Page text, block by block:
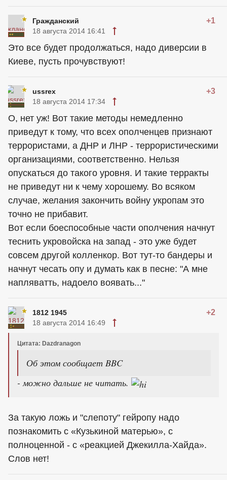
Гражданский +1
18 августа 2014 16:41
Это все будет продолжаться, надо диверсии в
Киеве, пусть прочувствуют!
ussrex +3
18 августа 2014 17:34
О, нет уж! Вот такие методы немедленно
приведут к тому, что всех ополченцев признают
террористами, а ДНР и ЛНР - террористическими
организациями, соответственно. Нельзя
опускаться до такого уровня. И такие терракты
не приведут ни к чему хорошему. Во всяком
случае, желания закончить войну укропам это
точно не прибавит.
Вот если боеспособные части ополчения начнут
теснить укровойска на запад - это уже будет
совсем другой колленкор. Вот тут-то бандеры и
начнут чесать опу и думать как в песне: "А мне
напляватть, надоело воявать..."
1812 1945 +2
18 августа 2014 16:49
Цитата: Dazdranagon
Об этом сообщает BBC
- можно дальше не читать.
За такую ложь и "слепоту" гейропу надо
познакомить с «Кузькиной матерью», с
полноценной - с «реакцией Джекилла-Хайда».
Слов нет!